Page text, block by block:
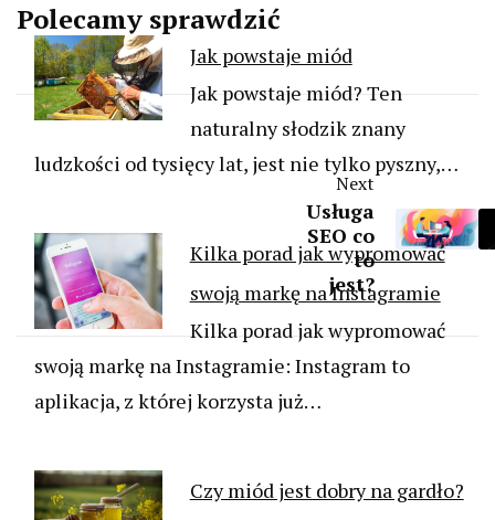
Polecamy sprawdzić
Jak powstaje miód
Jak powstaje miód? Ten
naturalny słodzik znany
ludzkości od tysięcy lat, jest nie tylko pyszny,…
Kilka porad jak wypromować
swoją markę na Instagramie
Kilka porad jak wypromować
swoją markę na Instagramie: Instagram to
aplikacja, z której korzysta już…
Czy miód jest dobry na gardło?
Next
Usługa
SEO co
to
jest?